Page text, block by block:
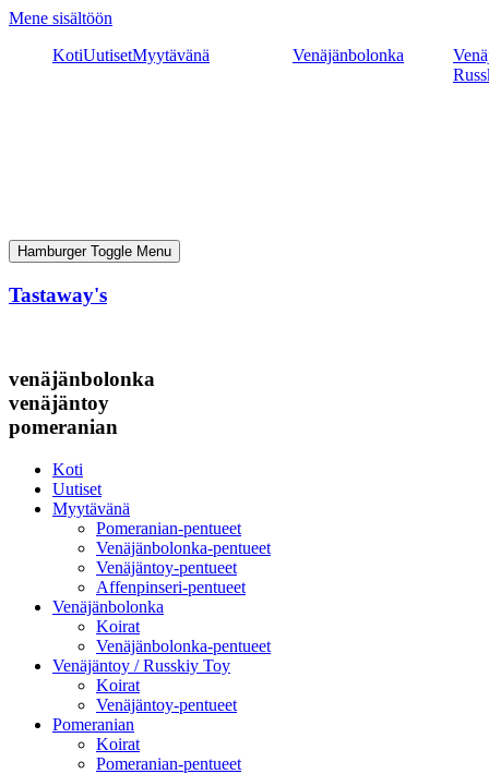
Mene sisältöön
KotiUutisetMyytävänä Venäjänbolonka
Hamburger Toggle Menu
Tastaway's
venäjänbolonka
venäjäntoy
pomeranian
Koti
Uutiset
Myytävänä
Pomeranian-pentueet
Venäjänbolonka-pentueet
Venäjäntoy-pentueet
Affenpinseri-pentueet
Venäjänbolonka
Koirat
Venäjänbolonka-pentueet
Venäjäntoy / Russkiy Toy
Koirat
Venäjäntoy-pentueet
Pomeranian
Koirat
Pomeranian-pentueet